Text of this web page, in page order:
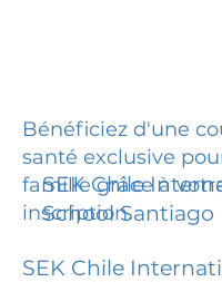
Bénéficiez d'une
santé exclusive
famille grâce à
inscription.
SEK Chile
School Santiago
SEK Chile